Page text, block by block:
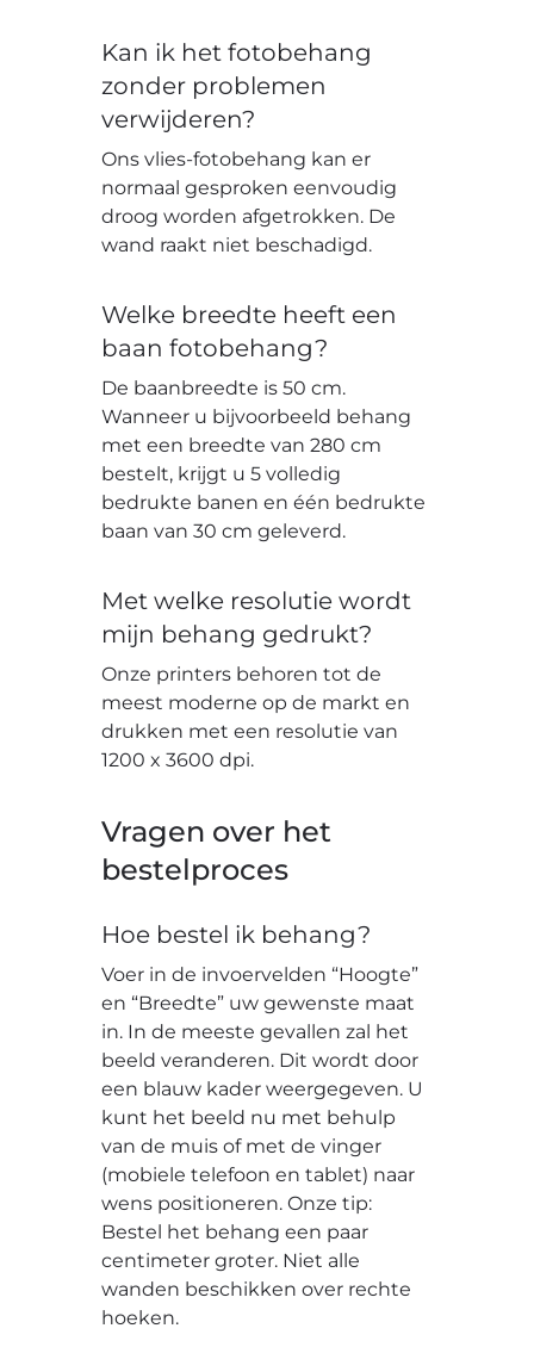
Kan ik het fotobehang
zonder problemen
verwijderen?
Ons vlies-fotobehang kan er
normaal gesproken eenvoudig
droog worden afgetrokken. De
wand raakt niet beschadigd.
Welke breedte heeft een
baan fotobehang?
De baanbreedte is 50 cm.
Wanneer u bijvoorbeeld behang
met een breedte van 280 cm
bestelt, krijgt u 5 volledig
bedrukte banen en één bedrukte
baan van 30 cm geleverd.
Met welke resolutie wordt
mijn behang gedrukt?
Onze printers behoren tot de
meest moderne op de markt en
drukken met een resolutie van
1200 x 3600 dpi.
Vragen over het
bestelproces
Hoe bestel ik behang?
Voer in de invoervelden “Hoogte”
en “Breedte” uw gewenste maat
in. In de meeste gevallen zal het
beeld veranderen. Dit wordt door
een blauw kader weergegeven. U
kunt het beeld nu met behulp
van de muis of met de vinger
(mobiele telefoon en tablet) naar
wens positioneren. Onze tip:
Bestel het behang een paar
centimeter groter. Niet alle
wanden beschikken over rechte
hoeken.